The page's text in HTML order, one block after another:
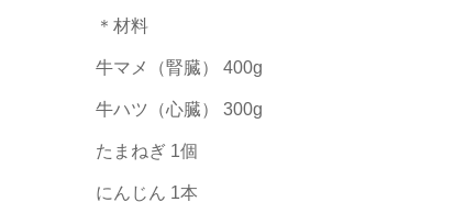
＊材料
牛マメ（腎臓） 400g
牛ハツ（心臓） 300g
たまねぎ 1個
にんじん 1本